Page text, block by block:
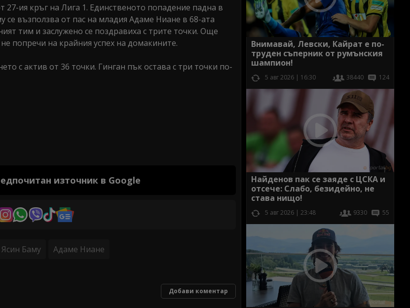
ия кръг на Лига 1. Единственото попадение падна в
се възползва от пас на младия Адаме Ниане в 68-ата
тим и заслужено се поздравиха с трите точки. Още
попречи на крайния успех на домакините.
с актив от 36 точки. Гинган пък остава с три точки по-
източник в Google
Ясин Баму Aдаме Ниане
Добави коментар
Внимавай, Левски, Кайрат е по-
труден съперник от румънския
шампион!
5 авг 2026 | 16:30 38440 124
Найденов пак се заяде с ЦСКА и
отсече: Слабо, безидейно, не
става нищо!
5 авг 2026 | 23:48 9330 55